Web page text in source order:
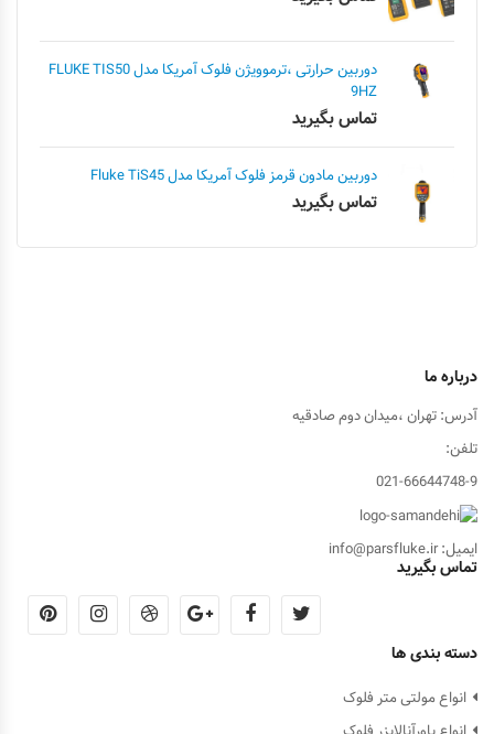
دوربین حرارتی ،ترموویژن فلوک آمریکا مدل FLUKE TIS50
9HZ
تماس بگیرید
دوربین مادون قرمز فلوک آمریکا مدل Fluke TiS45
تماس بگیرید
درباره ما
آدرس: تهران ،میدان دوم صادقیه
تلفن:
021-66644748-9
ایمیل: info@parsfluke.ir
تماس بگیرید
دسته بندی ها
انواع مولتی متر فلوک